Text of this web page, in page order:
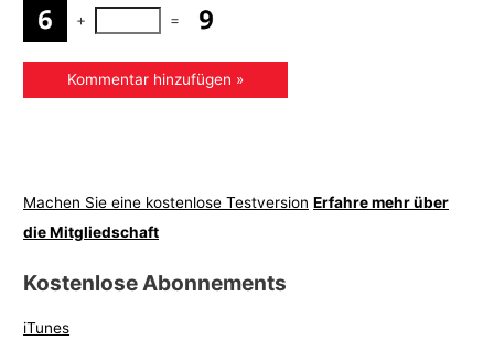
+ =
Machen Sie eine kostenlose Testversion Erfahre mehr über
die Mitgliedschaft
Kostenlose Abonnements
iTunes